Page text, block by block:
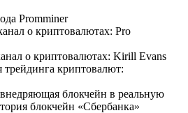
Promminer
о криптовалютах: Pro
о криптовалютах: Kirill Evans
криптовалют:
блокчейн в реальную
блокчейн «Сбербанка»